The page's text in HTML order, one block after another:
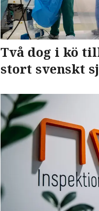
Två dog i kö
stort svenskt